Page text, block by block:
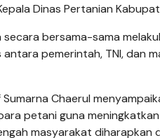
Dinas Pertanian
bersama-sama
pemerintah, TNI, dan
Chaerul
petani guna
masyarakat